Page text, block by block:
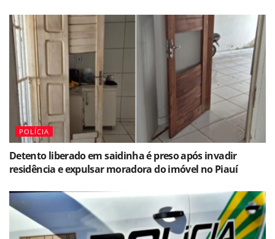
POLÍCIA
Detento liberado em saidinha é preso após invadir
residência e expulsar moradora do imóvel no Piauí